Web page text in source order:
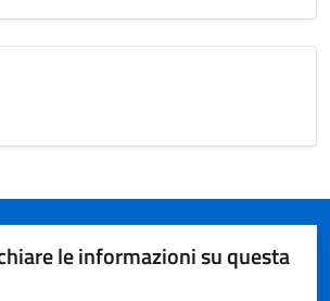
le informazioni su questa